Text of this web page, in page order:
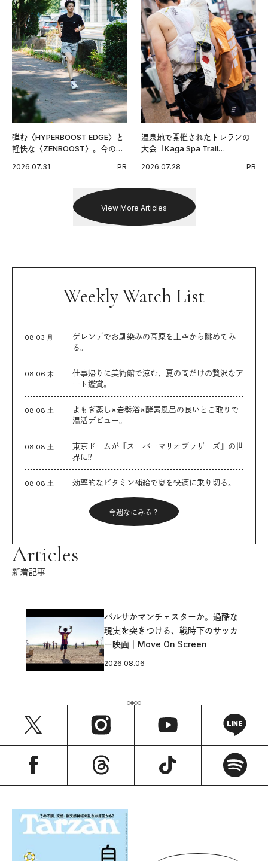
弾む〈HYPERBOOST EDGE〉と
軽快な〈ZENBOOST〉。今の時
出した新機軸。
2026.07.31 PR
温泉地で開催されたトレランの
大会「Kaga Spa Trail
戦を夢見るランナーたちの奮闘
2026.07.28 PR
View More Articles
Weekly Watch List
08.03 月
ゲレンデでお馴染みの高原を上空から眺めてみ
る。
08.06 木
仕事帰りに美術館で涼む、夏の間だけの贅沢なア
ート鑑賞。
08.08 土
よもぎ蒸し×岩盤浴×酵素風呂の良いとこ取りで
温活デビュー。
08.08 土
東京ドームが『スーパーマリオブラザーズ』の世
界に⁉︎
08.08 土 効率的なビタミン補給で夏を快適に乗り切る。
今週なにみる？
Articles
新着記事
バルサかマンチェスターか。過酷な
現実を突きつける、戦時下のサッカ
ー映画｜Move On Screen
2026.08.06